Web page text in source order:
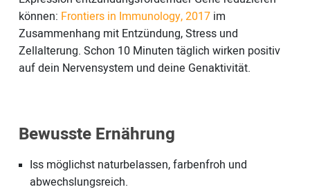
können: Frontiers in Immunology, 2017im
Zusammenhang mit Entzündung, Stress und
Zellalterung. Schon 10 Minuten täglich wirken positiv
auf dein Nervensystem und deine Genaktivität.
Bewusste Ernährung
Iss möglichst naturbelassen, farbenfroh und
abwechslungsreich.